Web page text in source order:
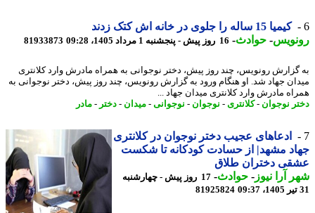
کیمیا 15 ساله را جلوی در خانه اش کتک زدند
-حوادث -16 روز پیش - پنجشنبه 1 مرداد 1405، 09:28 81933873
رونویس، چند روز پیش، دختر نوجوانی به همراه مادرش وارد کلانتری
جهاد شد. او هنگام ورود به گزارش رونویس، چند روز پیش، دختر نوجوانی به
مادرش وارد کلانتری میدان جهاد ...
نوجوان- کلانتری- نوجوان- نوجوانی- میدان- دختر-مادر
ادعاهای عجیب دختر نوجوان در کلانتری
مشهد| از حسادت کودکانه تا شکست
دختران طلاق
آرا نیوز-حوادث -
17 روز پیش - چهارشنبه
81925824